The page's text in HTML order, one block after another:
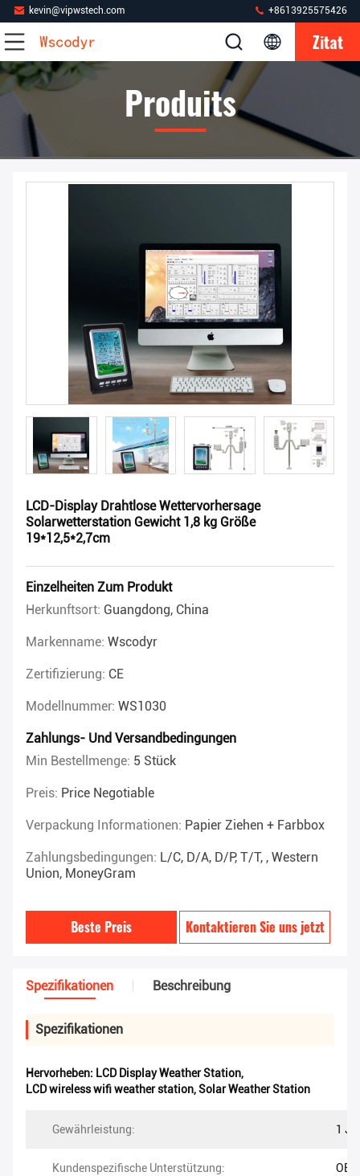
kevin@vipwstech.com +8613925575426
Zitat
Produits
LCD-Display Drahtlose Wettervorhersage
Solarwetterstation Gewicht 1,8 kg Größe
19*12,5*2,7cm
Einzelheiten Zum Produkt
Herkunftsort: Guangdong, China
Markenname: Wscodyr
Zertifizierung: CE
Modellnummer: WS1030
Zahlungs- Und Versandbedingungen
Min Bestellmenge: 5 Stück
Preis: Price Negotiable
Verpackung Informationen: Papier Ziehen + Farbbox
Zahlungsbedingungen: L/C, D/A, D/P, T/T, , Western
Union, MoneyGram
Beste Preis Kontaktieren Sie uns jetzt
Spezifikationen Beschreibung
Spezifikationen
Hervorheben: LCD Display Weather Station,
LCD wireless wifi weather station,Solar Weather Station
Gewährleistung: 1
Kundenspezifische Unterstützung: